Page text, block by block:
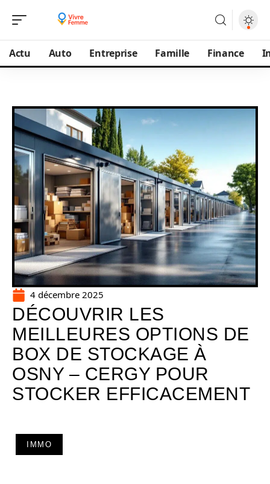
Actu Auto Entreprise Famille Finance
4 décembre 2025
DÉCOUVRIR LES
MEILLEURES OPTIONS DE
BOX DE STOCKAGE À
OSNY – CERGY POUR
STOCKER EFFICACEMENT
IMMO